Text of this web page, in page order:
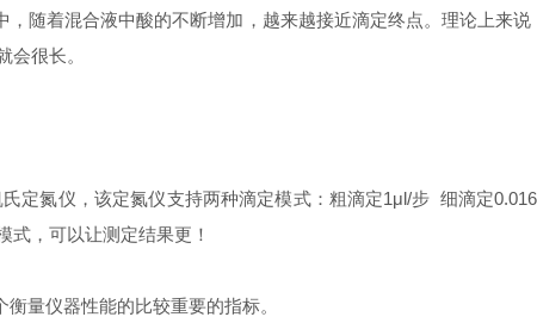
随着混合液中酸的不断增加，越来越接近滴定终点。理论上来
很长。
定氮仪，该定氮仪支持两种滴定模式：粗滴定1μl/步 细滴定
式，可以让测定结果更！
量仪器性能的比较重要的指标。